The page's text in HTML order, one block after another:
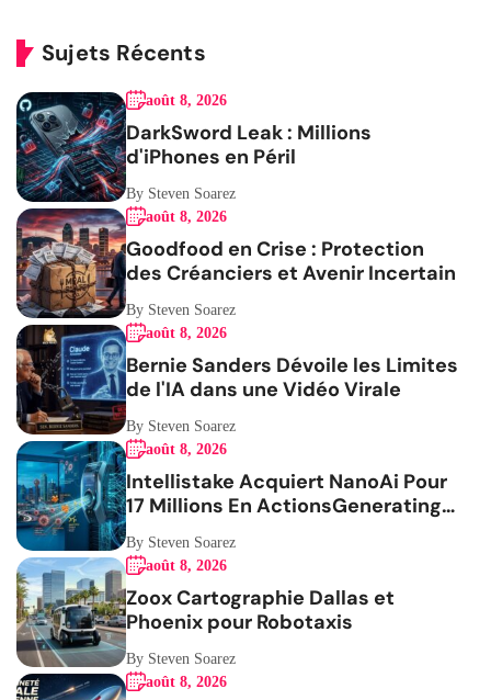
Sujets Récents
août 8, 2026
DarkSword Leak : Millions
d'iPhones en Péril
By Steven Soarez
août 8, 2026
Goodfood en Crise : Protection
des Créanciers et Avenir Incertain
By Steven Soarez
août 8, 2026
Bernie Sanders Dévoile les Limites
de l'IA dans une Vidéo Virale
By Steven Soarez
août 8, 2026
Intellistake Acquiert NanoAi Pour
17 Millions En ActionsGenerating
the French blog article
By Steven Soarez
août 8, 2026
Zoox Cartographie Dallas et
Phoenix pour Robotaxis
By Steven Soarez
août 8, 2026